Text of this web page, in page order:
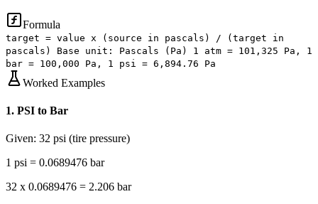
Formula
target = value x (source in pascals) / (target in
pascals) Base unit: Pascals (Pa) 1 atm = 101,325 Pa, 1
bar = 100,000 Pa, 1 psi = 6,894.76 Pa
Worked Examples
1. PSI to Bar
Given: 32 psi (tire pressure)
1 psi = 0.0689476 bar
32 x 0.0689476 = 2.206 bar